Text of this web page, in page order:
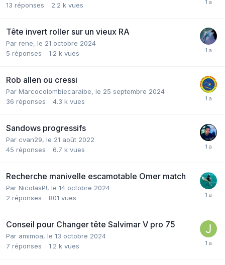
13 réponses 2.2 k vues
Tête invert roller sur un vieux RA
Par rene, le 21 octobre 2024
5 réponses 1.2 k vues
Rob allen ou cressi
Par Marcocolombiecaraibe, le 25 septembre 2024
36 réponses 4.3 k vues
Sandows progressifs
Par cvan29, le 21 août 2022
45 réponses 6.7 k vues
Recherche manivelle escamotable Omer match
Par NicolasP!, le 14 octobre 2024
2 réponses 801 vues
Conseil pour Changer tête Salvimar V pro 75
Par amimoa, le 13 octobre 2024
7 réponses 1.2 k vues